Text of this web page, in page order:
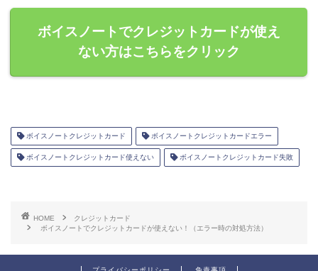
ボイスノートでクレジットカードが使え
ない方はこちらをクリック
ボイスノートクレジットカード ボイスノートクレジットカードエラー
ボイスノートクレジットカード使えない ボイスノートクレジットカード失敗
HOME
クレジットカード
ボイスノートでクレジットカードが使えない！（エラー時の対処方法）